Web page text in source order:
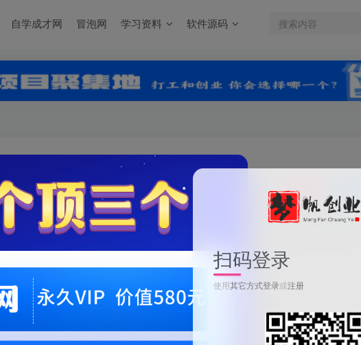
自学成才网 冒泡网 学习资料 软件源码
关注
0 83 4
冬日弹窗源码 自适应双端
此内容为付费资源，请付费后查看
梦币9.9
扫码登录
使用其它方式登录或注册